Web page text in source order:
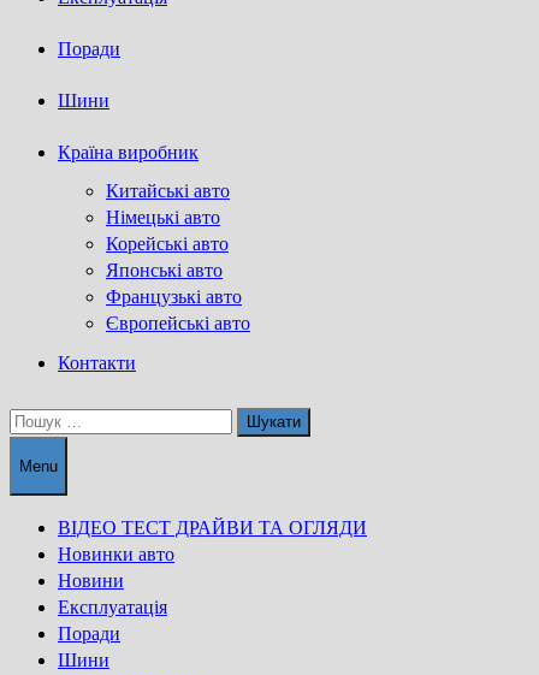
Поради
Шини
Країна виробник
Китайські авто
Німецькі авто
Корейські авто
Японські авто
Французькі авто
Європейські авто
Контакти
Пошук:
Menu
ВІДЕО ТЕСТ ДРАЙВИ ТА ОГЛЯДИ
Новинки авто
Новини
Експлуатація
Поради
Шини